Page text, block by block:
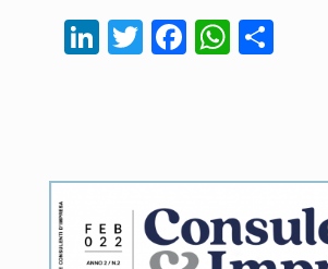
LinkedIn
Twitter